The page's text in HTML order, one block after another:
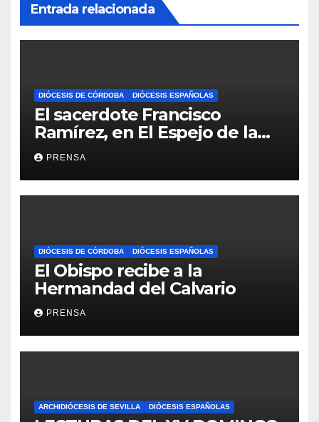
Entrada relacionada
DIÓCESIS DE CÓRDOBA DIÓCESIS ESPAÑOLAS
El sacerdote Francisco
Ramírez, en El Espejo de la
Iglesia
PRENSA
DIÓCESIS DE CÓRDOBA DIÓCESIS ESPAÑOLAS
El Obispo recibe a la
Hermandad del Calvario
PRENSA
ARCHIDIÓCESIS DE SEVILLA DIÓCESIS ESPAÑOLAS